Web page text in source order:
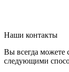
Наши контакты
Вы всегда можете
следующими